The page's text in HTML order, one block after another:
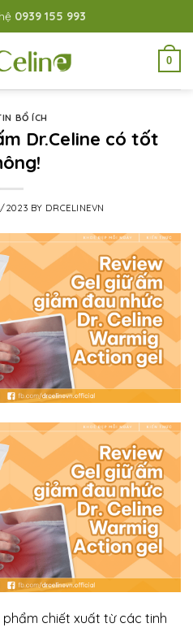
0939 155 993
0
BỔ ÍCH
Dr.Celine có tốt
2023 BY DRCELINEVN
phẩm chiết xuất từ các tinh